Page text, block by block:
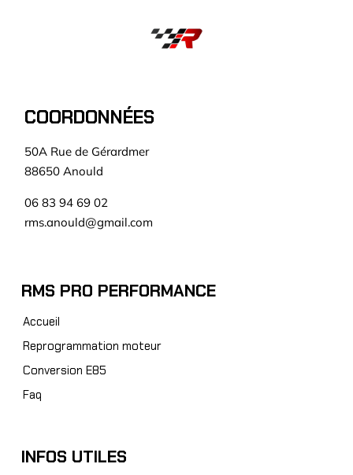
COORDONNÉES
50A Rue de Gérardmer
88650 Anould
06 83 94 69 02
rms.anould@gmail.com
RMS PRO PERFORMANCE
Accueil
Reprogrammation moteur
Conversion E85
Faq
INFOS UTILES